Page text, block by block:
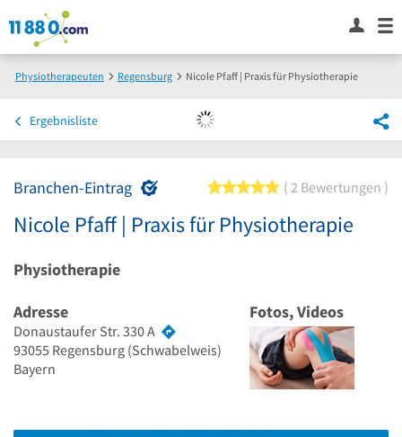
Physiotherapeuten Regensburg Nicole Pfaff | Praxis für Physiotherapie
Ergebnisliste
Branchen-Eintrag 5 von 5 Sternen
2 Bewertungen
Nicole Pfaff | Praxis für Physiotherapie
Physiotherapie
Adresse
Donaustaufer Str. 330 A
93055 Regensburg (Schwabelweis)
Bayern
Fotos, Videos